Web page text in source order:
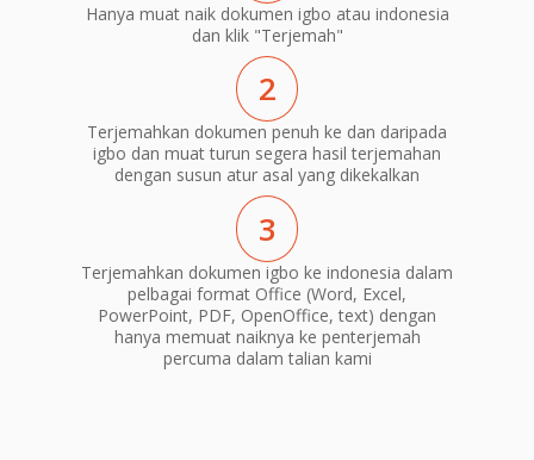
Hanya muat naik dokumen igbo atau indonesia
dan klik "Terjemah"
2
Terjemahkan dokumen penuh ke dan daripada
igbo dan muat turun segera hasil terjemahan
dengan susun atur asal yang dikekalkan
3
Terjemahkan dokumen igbo ke indonesia dalam
pelbagai format Office (Word, Excel,
PowerPoint, PDF, OpenOffice, text) dengan
hanya memuat naiknya ke penterjemah
percuma dalam talian kami